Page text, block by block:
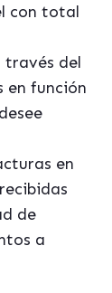
con total
través del
en función
en
de
a